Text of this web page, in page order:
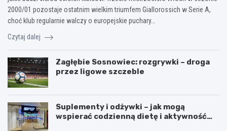
2000/01 pozostaje ostatnim wielkim triumfem Giallorossich w Serie A,
choć klub regularnie walczy o europejskie puchary…
Czytaj dalej
Zagłębie Sosnowiec: rozgrywki – droga
przez ligowe szczeble
Suplementy i odżywki – jak mogą
wspierać codzienną dietę i aktywność